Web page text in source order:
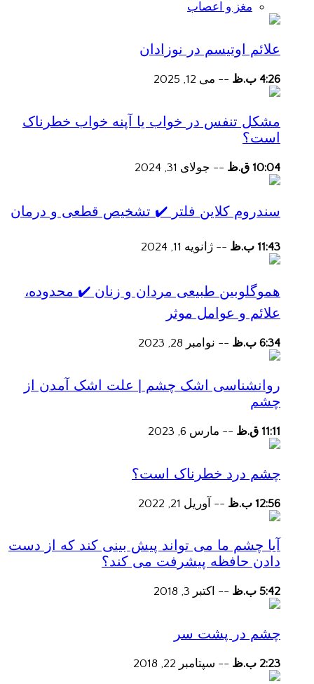
مغز و اعصاب
علائم اوتیسم در نوزادان
4:26 ب.ظ -- می 12, 2025
مشکل تنفس در خواب یا آپنه خواب خطرناک
است؟
10:04 ق.ظ -- جولای 31, 2024
سندروم کلاین فلتر ✔️ تشخیص قطعی و درمان
11:43 ب.ظ -- ژانویه 11, 2024
هموگلوبین طبیعی مردان و زنان ✔️ محدوده،
علائم و عوامل موثر
6:34 ب.ظ -- نوامبر 28, 2023
روانشناسی اشک چشم | علت اشک آمدن از
چشم
11:11 ق.ظ -- مارس 6, 2023
چشم درد خطرناک است؟
12:56 ب.ظ -- آوریل 21, 2022
آیا چشم ما می تواند پیش بینی کند که از دست
دادن حافظه پیشرفت می کند؟
5:42 ب.ظ -- اکتبر 3, 2018
چشم در پشت سر
2:23 ب.ظ -- سپتامبر 22, 2018